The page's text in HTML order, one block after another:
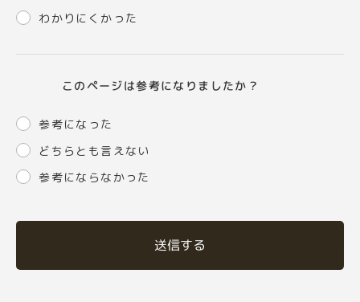
わかりにくかった
このページは参考になりましたか？
参考になった
どちらとも言えない
参考にならなかった
送信する